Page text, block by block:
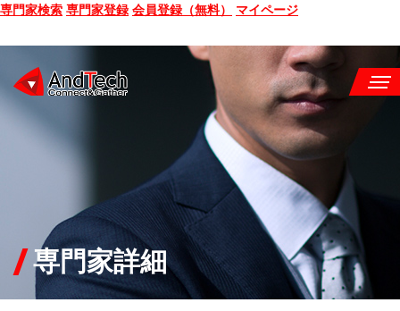
専門家検索 専門家登録 会員登録（無料） マイページ
CONSULTING
SERVICE
COMPANY
専門家詳細